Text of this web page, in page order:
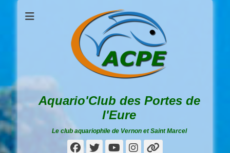
Aquario'Club des Portes de
l'Eure
Le club aquariophile de Vernon et Saint Marcel
Facebook
Twitter
YouTube
Instagram